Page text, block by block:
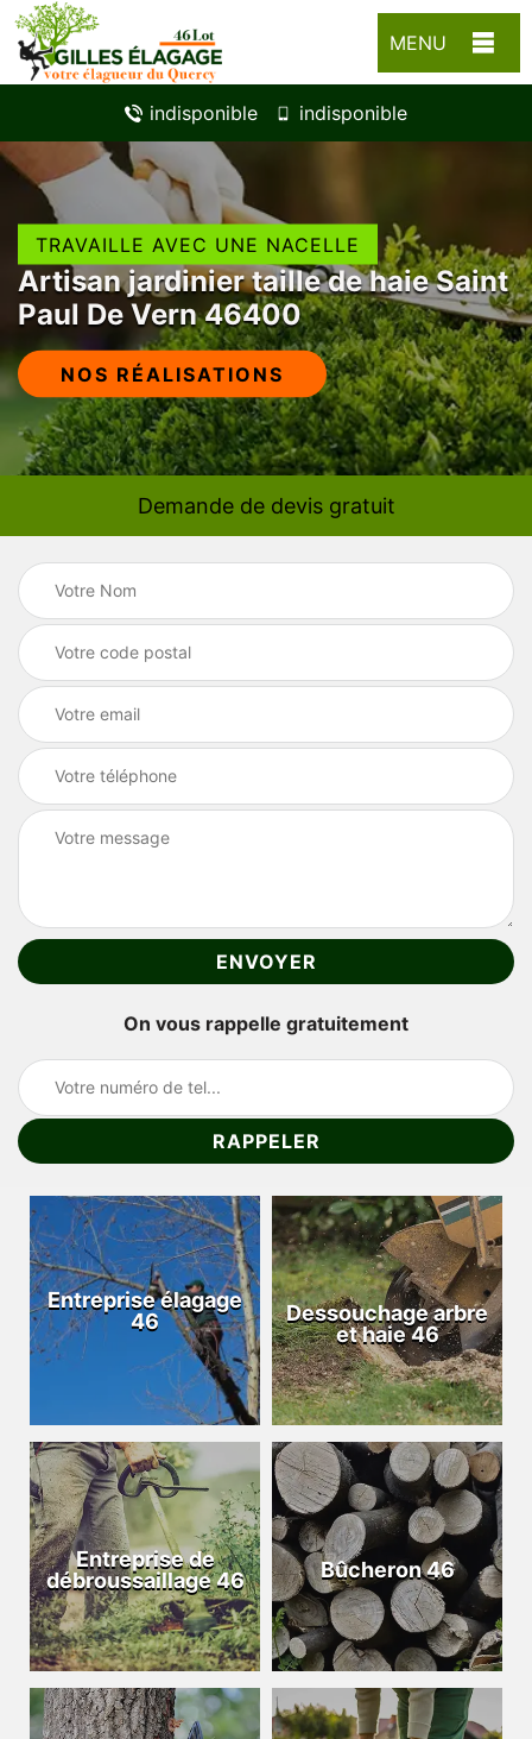
MENU
indisponible indisponible
TRAVAILLE AVEC UNE NACELLE
Artisan jardinier taille de haie Saint
Paul De Vern 46400
NOS RÉALISATIONS
Demande de devis gratuit
On vous rappelle gratuitement
Entreprise élagage
46
Dessouchage arbre
et haie 46
Entreprise de
débroussaillage 46
Bûcheron 46